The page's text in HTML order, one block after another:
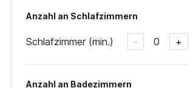
Anzahl an Schlafzimmern
Schlafzimmer (min.) - 0 +
Anzahl an Badezimmern